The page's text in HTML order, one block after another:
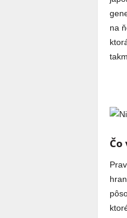
na
Čo